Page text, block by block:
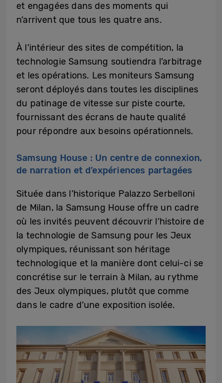
et engagées dans des moments qui
n’arrivent que tous les quatre ans.
À l’intérieur des sites de compétition, la
technologie Samsung soutiendra l’arbitrage
et les opérations. Les moniteurs Samsung
seront déployés dans toutes les disciplines
du patinage de vitesse sur piste courte,
fournissant des écrans de haute qualité
pour répondre aux besoins opérationnels.
Samsung House : Un centre de connexion,
de narration et d’expériences partagées
Située dans l’historique Palazzo Serbelloni
de Milan, la Samsung House offre un cadre
où les invités peuvent découvrir l’histoire de
la technologie de Samsung pour les Jeux
olympiques, réunissant son héritage
technologique et la manière dont celui-ci se
concrétise sur le terrain à Milan, au rythme
des Jeux olympiques, plutôt que comme
dans le cadre d’une exposition isolée.